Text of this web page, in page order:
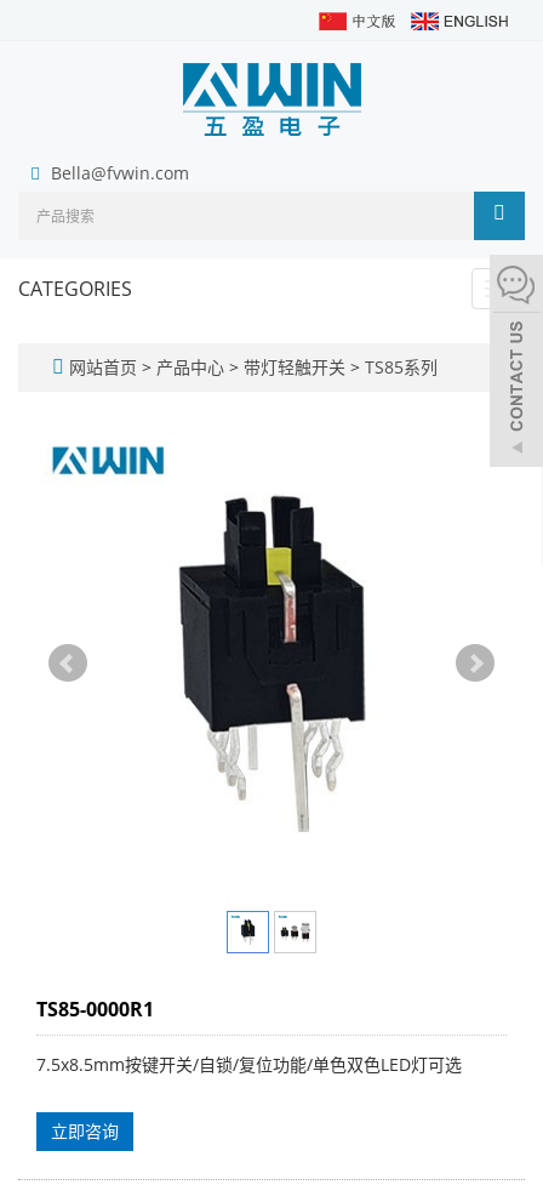
Bella@fvwin.com
CATEGORIES
网站首页 > 产品中心 > 带灯轻触开关 > TS85系列
TS85-0000R1
7.5x8.5mm按键开关/自锁/复位功能/单色双色LED灯可选
立即咨询